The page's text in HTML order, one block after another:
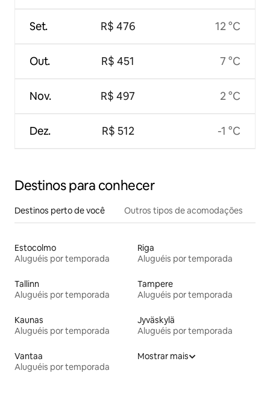
Set.
Out.
Nov.
Dez.
R$ 476
R$ 451
R$ 497
R$ 512
12 °C
7 °C
2 °C
-1 °C
Destinos para conhecer
Destinos perto de você Outros tipos de acomodações
Estocolmo
Aluguéis por temporada
Riga
Aluguéis por temporada
Tallinn
Aluguéis por temporada
Tampere
Aluguéis por temporada
Kaunas
Aluguéis por temporada
Jyväskylä
Aluguéis por temporada
Vantaa
Aluguéis por temporada
Mostrar mais